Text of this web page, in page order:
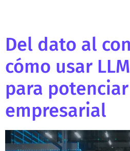
Del dato al
cómo usar
para
empresarial